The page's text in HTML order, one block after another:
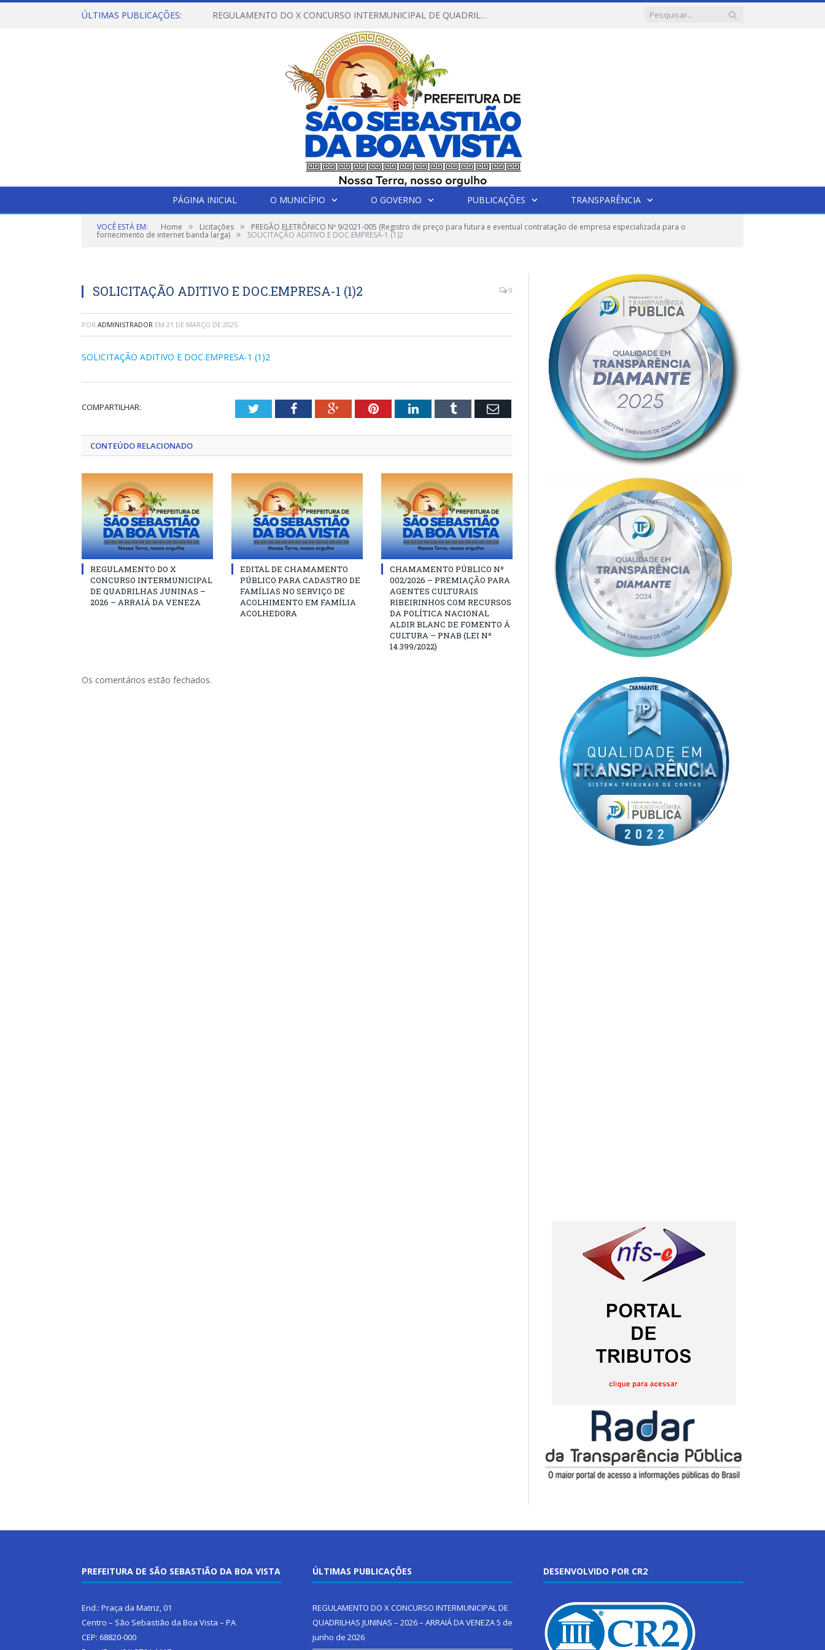
ÚLTIMAS PUBLICAÇÕES: REGULAMENTO DO X CONCURSO INTERMUNICIPAL DE QUADRILHAS JUNINAS – 2026 – ARRAIÁ DA VENEZA
PÁGINA INICIAL O MUNICÍPIO O GOVERNO PUBLICAÇÕES TRANSPARÊNCIA
VOCÊ ESTÁ EM: Home » Licitações » PREGÃO ELETRÔNICO Nº 9/2021-005 (Registro de preço para futura e eventual contratação de empresa especializada para o
fornecimento de internet banda larga) » SOLICITAÇÃO ADITIVO E DOC.EMPRESA-1 (1)2
SOLICITAÇÃO ADITIVO E DOC.EMPRESA-1 (1)2 0
POR ADMINISTRADOR EM 21 DE MARÇO DE 2025
SOLICITAÇÃO ADITIVO E DOC.EMPRESA-1 (1)2
COMPARTILHAR: TwitterFacebookGoogle+PinterestLinkedInTumblr Email
CONTEÚDO RELACIONADO
REGULAMENTO DO X
CONCURSO INTERMUNICIPAL
DE QUADRILHAS JUNINAS –
2026 – ARRAIÁ DA VENEZA
EDITAL DE CHAMAMENTO
PÚBLICO PARA CADASTRO DE
FAMÍLIAS NO SERVIÇO DE
ACOLHIMENTO EM FAMÍLIA
ACOLHEDORA
CHAMAMENTO PÚBLICO Nº
002/2026 – PREMIAÇÃO PARA
AGENTES CULTURAIS
RIBEIRINHOS COM RECURSOS
DA POLÍTICA NACIONAL
ALDIR BLANC DE FOMENTO Á
CULTURA – PNAB (LEI Nº
14.399/2022)
Os comentários estão fechados.
PREFEITURA DE SÃO SEBASTIÃO DA BOA VISTA
End.: Praça da Matriz, 01
Centro – São Sebastião da Boa Vista – PA
CEP: 68820-000
ÚLTIMAS PUBLICAÇÕES
REGULAMENTO DO X CONCURSO INTERMUNICIPAL DE
QUADRILHAS JUNINAS – 2026 – ARRAIÁ DA VENEZA5 de
junho de 2026
DESENVOLVIDO POR CR2